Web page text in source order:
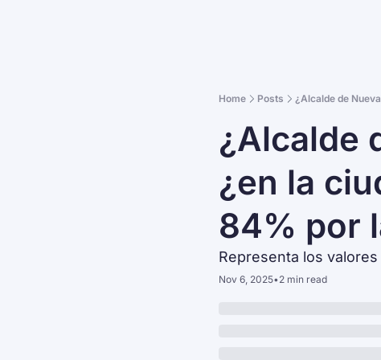
Home Posts ¿Alcalde de
¿Alcalde
¿en la
84% por
Representa los
Nov 6, 2025•2 min read